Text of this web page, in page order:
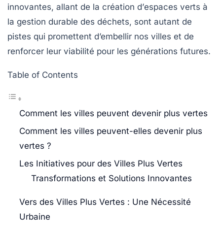
innovantes, allant de la création d’espaces verts à
la gestion durable des déchets, sont autant de
pistes qui promettent d’embellir nos villes et de
renforcer leur viabilité pour les générations futures.
Table of Contents
Comment les villes peuvent devenir plus vertes
Comment les villes peuvent-elles devenir plus
vertes ?
Les Initiatives pour des Villes Plus Vertes
Transformations et Solutions Innovantes
Vers des Villes Plus Vertes : Une Nécessité
Urbaine